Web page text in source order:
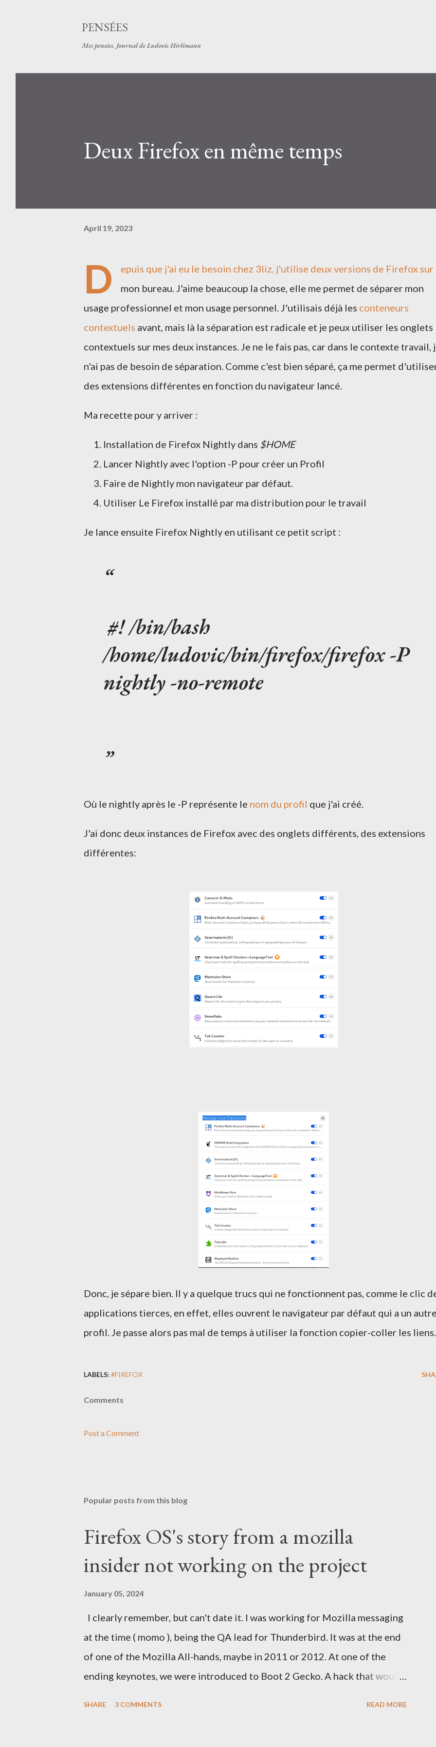
PENSÉES
Mes pensées. Journal de Ludovic Hirlimann
Deux Firefox en même temps
April 19, 2023
D epuis que j'ai eu le besoin chez 3liz, j'utilise deux versions de Firefox sur
mon bureau. J'aime beaucoup la chose, elle me permet de séparer mon
usage professionnel et mon usage personnel. J'utilisais déjà les conteneurs
contextuels avant, mais là la séparation est radicale et je peux utiliser les onglets
contextuels sur mes deux instances. Je ne le fais pas, car dans le contexte travail,
n'ai pas de besoin de séparation. Comme c'est bien séparé, ça me permet
des extensions différentes en fonction du navigateur lancé.
Ma recette pour y arriver :
Installation de Firefox Nightly dans $HOME
Lancer Nightly avec l'option -P pour créer un Profil
Faire de Nightly mon navigateur par défaut.
Utiliser Le Firefox installé par ma distribution pour le travail
Je lance ensuite Firefox Nightly en utilisant ce petit script :
#! /bin/bash
/home/ludovic/bin/firefox/firefox -P
nightly -no-remote
Où le nightly après le -P représente le nom du profil que j'ai créé.
J'ai donc deux instances de Firefox avec des onglets différents, des extensions
différentes:
Donc, je sépare bien. Il y a quelque trucs qui ne fonctionnent pas, comme le clic
applications tierces, en effet, elles ouvrent le navigateur par défaut qui a un
profil. Je passe alors pas mal de temps à utiliser la fonction copier-coller les liens.
LABELS: #FIREFOX
Comments
Post a Comment
Popular posts from this blog
Firefox OS's story from a mozilla
insider not working on the project
January 05, 2024
I clearly remember, but can't date it. I was working for Mozilla messaging
at the time ( momo ), being the QA lead for Thunderbird. It was at the end
of one of the Mozilla All-hands, maybe in 2011 or 2012. At one of the
ending keynotes, we were introduced to Boot 2 Gecko. A hack that would
SHARE 3 COMMENTS READ MORE